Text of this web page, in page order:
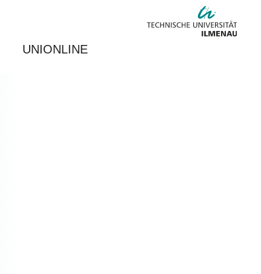
UNIONLINE